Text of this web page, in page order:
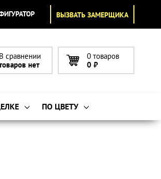
ВЫЗВАТЬ ЗАМЕРЩИКА
В сравнении
нет
0 товаров
0 ₽
ПО ЦВЕТУ